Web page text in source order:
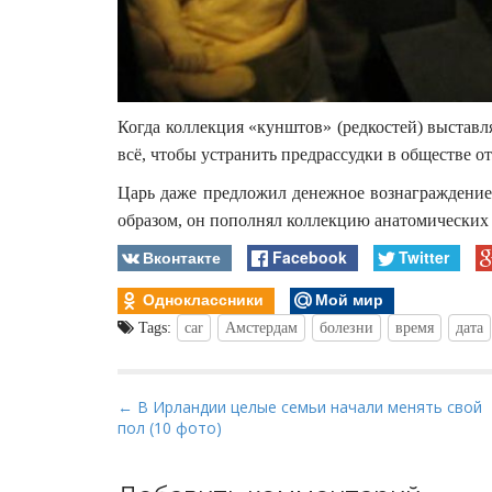
Когда коллекция «кунштов» (редкостей)
всё, чтобы устранить предрассудки в обществе
Царь даже предложил денежное
образом, он пополнял коллекцию
Вконтакте Facebook Twitter
Одноклассники
Мой мир
Tags: car Амстердам болезни время дата
P
o
← В Ирландии целые семьи начали менять свой
пол (10 фото)